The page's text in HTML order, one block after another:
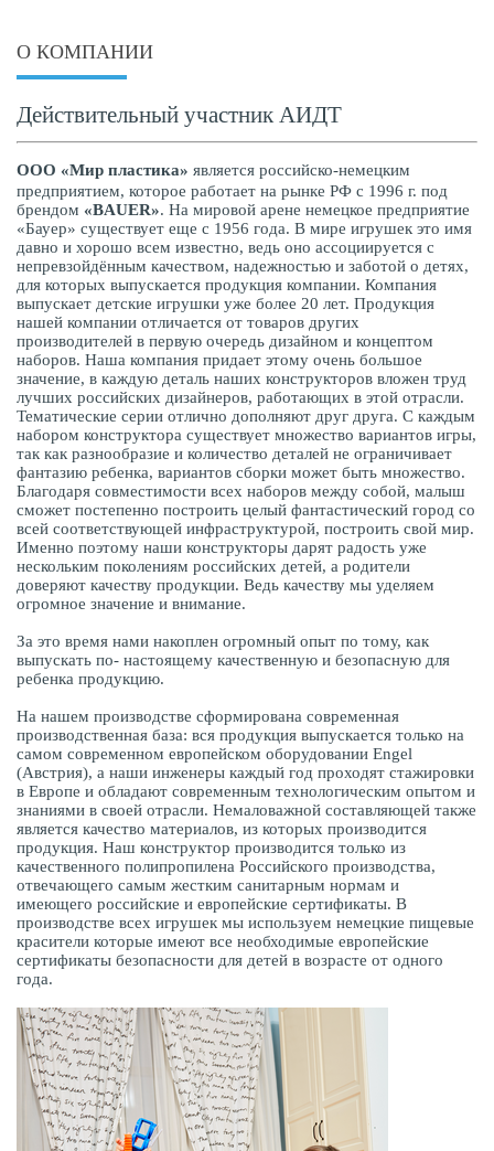
О КОМПАНИИ
Действительный участник АИДТ
ООО «Мир пластика» является российско-немецким
предприятием, которое работает на рынке РФ с 1996 г. под
брендом «BAUER». На мировой арене немецкое предприятие
«Бауер» существует еще с 1956 года. В мире игрушек это имя
давно и хорошо всем известно, ведь оно ассоциируется с
непревзойдённым качеством, надежностью и заботой о детях,
для которых выпускается продукция компании. Компания
выпускает детские игрушки уже более 20 лет. Продукция
нашей компании отличается от товаров других
производителей в первую очередь дизайном и концептом
наборов. Наша компания придает этому очень большое
значение, в каждую деталь наших конструкторов вложен труд
лучших российских дизайнеров, работающих в этой отрасли.
Тематические серии отлично дополняют друг друга. С каждым
набором конструктора существует множество вариантов игры,
так как разнообразие и количество деталей не ограничивает
фантазию ребенка, вариантов сборки может быть множество.
Благодаря совместимости всех наборов между собой, малыш
сможет постепенно построить целый фантастический город со
всей соответствующей инфраструктурой, построить свой мир.
Именно поэтому наши конструкторы дарят радость уже
нескольким поколениям российских детей, а родители
доверяют качеству продукции. Ведь качеству мы уделяем
огромное значение и внимание.
За это время нами накоплен огромный опыт по тому, как
выпускать по- настоящему качественную и безопасную для
ребенка продукцию.
На нашем производстве сформирована современная
производственная база: вся продукция выпускается только на
самом современном европейском оборудовании Engel
(Австрия), а наши инженеры каждый год проходят стажировки
в Европе и обладают современным технологическим опытом и
знаниями в своей отрасли. Немаловажной составляющей также
является качество материалов, из которых производится
продукция. Наш конструктор производится только из
качественного полипропилена Российского производства,
отвечающего самым жестким санитарным нормам и
имеющего российские и европейские сертификаты. В
производстве всех игрушек мы используем немецкие пищевые
красители которые имеют все необходимые европейские
сертификаты безопасности для детей в возрасте от одного
года.